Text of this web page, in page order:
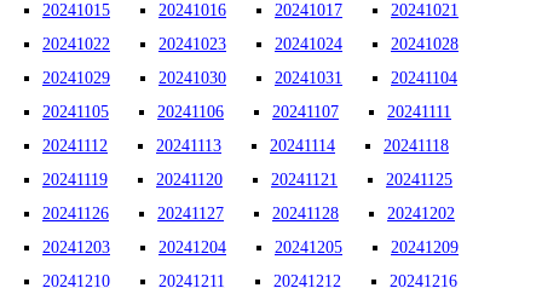
20241015
20241016 20241017
20241021
20241022
20241023 20241024
20241028
20241029
20241030 20241031
20241104
20241105
20241106 20241107
20241111
20241112
20241113 20241114
20241118
20241119
20241120 20241121
20241125
20241126
20241127 20241128
20241202
20241203
20241204 20241205
20241209
20241210
20241211 20241212
20241216